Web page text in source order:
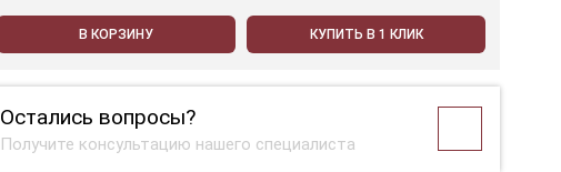
В КОРЗИНУ КУПИТЬ В 1 КЛИК
Остались вопросы?
Получите консультацию нашего специалиста